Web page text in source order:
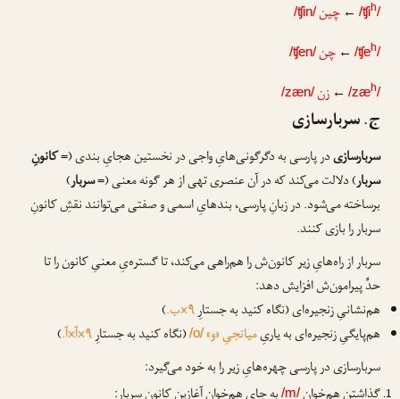
/ʧih/
←چین/ʧin/
/ʧeh/
←چن/ʧen/
/zæh/
←زن/zæn/
ج. سربارسازی
سربارسازیدر پارسی به دگرگونی‌هایِ واجی در نخستین هجایِ بندی (=کانونِ
سربار) دلالت می‌کند که در آن عنصری تهی از هر گونه معنی (=سربار)
برساخته می‌شود. در زبانِ پارسی، بندهایِ اسمی و صفتی می‌توانند نقشِ کانونِ
سربار را بازی کنند.
سربار از راه‌هایِ زیر کانون‌ش را هم‌راهی می‌کند، تا گستره‌یِ معنیِ کانون را تا
حدِّ پیرامون‌ش افزایش دهد:
هم‌نشانیِ زنجیره‌ای (نگاه کنید به جستارِ۹×ب.
)
هم‌پایگیِ زنجیره‌ای به یاریِمیانجیِ «و»/o/(نگاه کنید به جستارِ۹×آ×آ.
)
سربارسازی در پارسی چهره‌هایِ زیر را به خود می‌گیرد:
/m/